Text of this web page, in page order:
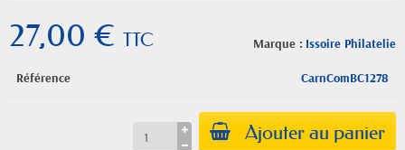
Marque : Issoire Philatelie
27,00 € TTC
Référence CarnComBC1278
Ajouter au panier